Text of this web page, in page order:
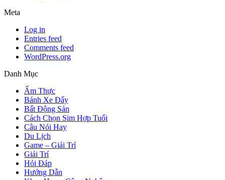
Meta
Log in
Entries feed
Comments feed
WordPress.org
Danh Mục
Ẩm Thực
Bánh Xe Đẩy
Bất Động Sản
Cách Chọn Sim Hợp Tuổi
Câu Nói Hay
Du Lịch
Game – Giải Trí
Giải Trí
Hỏi Đáp
Hướng Dẫn